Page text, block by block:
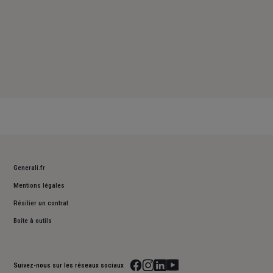
Generali.fr
Mentions légales
Résilier un contrat
Boite à outils
Suivez-nous sur les réseaux sociaux